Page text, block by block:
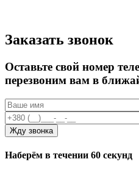
Заказать звонок
Оставьте свой номер
перезвоним вам в
Наберём в течении 60 секунд